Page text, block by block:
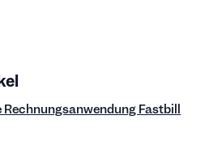
Rechnungsanwendung Fastbill